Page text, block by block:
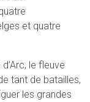
et quatre
le fleuve
tant de batailles,
les grandes